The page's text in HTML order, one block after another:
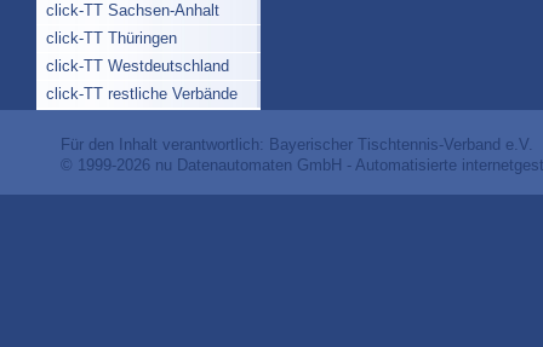
click-TT Sachsen-Anhalt
click-TT Thüringen
click-TT Westdeutschland
click-TT restliche Verbände
Für den Inhalt verantwortlich: Bayerischer Tischtennis-Verband e.V.
© 1999-2026 nu Datenautomaten GmbH - Automatisierte